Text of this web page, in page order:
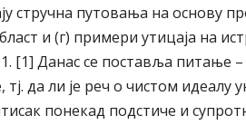
стручна путовања на основу
и (г) примери утицаја на
[1] Данас се поставља
да ли је реч о чистом идеалу
понекад подстиче и